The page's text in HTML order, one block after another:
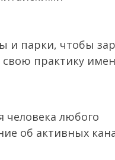
и парки, чтобы
практику
человека любого
об активных